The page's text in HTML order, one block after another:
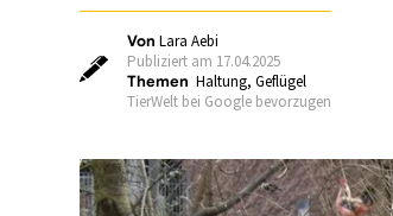
VonLara Aebi
Publiziert am 17.04.2025
Themen Haltung,Geflügel
TierWelt bei Google bevorzugen